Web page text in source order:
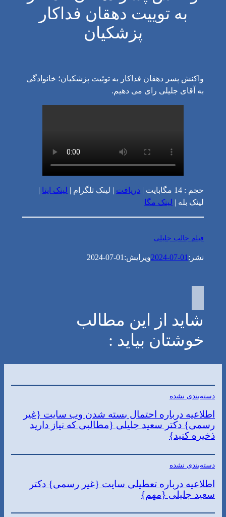
به توییت دهقان فداکار
پزشکیان
واکنش پسر دهقان فداکار به توئیت پزشکیان؛ خانوادگی
به آقای جلیلی رای می دهیم.
حجم : 14 مگابایت | دریافت | لینک تلگرام | لینک ایتا |
لینک بله | لینک مگا
فیلم جالب جلیلی
نشر: 2024-07-01ویرایش: 2024-07-01
شاید از این مطالب
خوشتان بیاید :
دسته‌بندی نشده
اطلاعیه درباره احتمال بسته شدن وب سایت {غیر
رسمی} دکتر سعید جلیلی {مطالبی که نیاز دارید
ذخیره کنید}
دسته‌بندی نشده
اطلاعیه درباره تعطیلی سایت {غیر رسمی} دکتر
سعید جلیلی {مهم}